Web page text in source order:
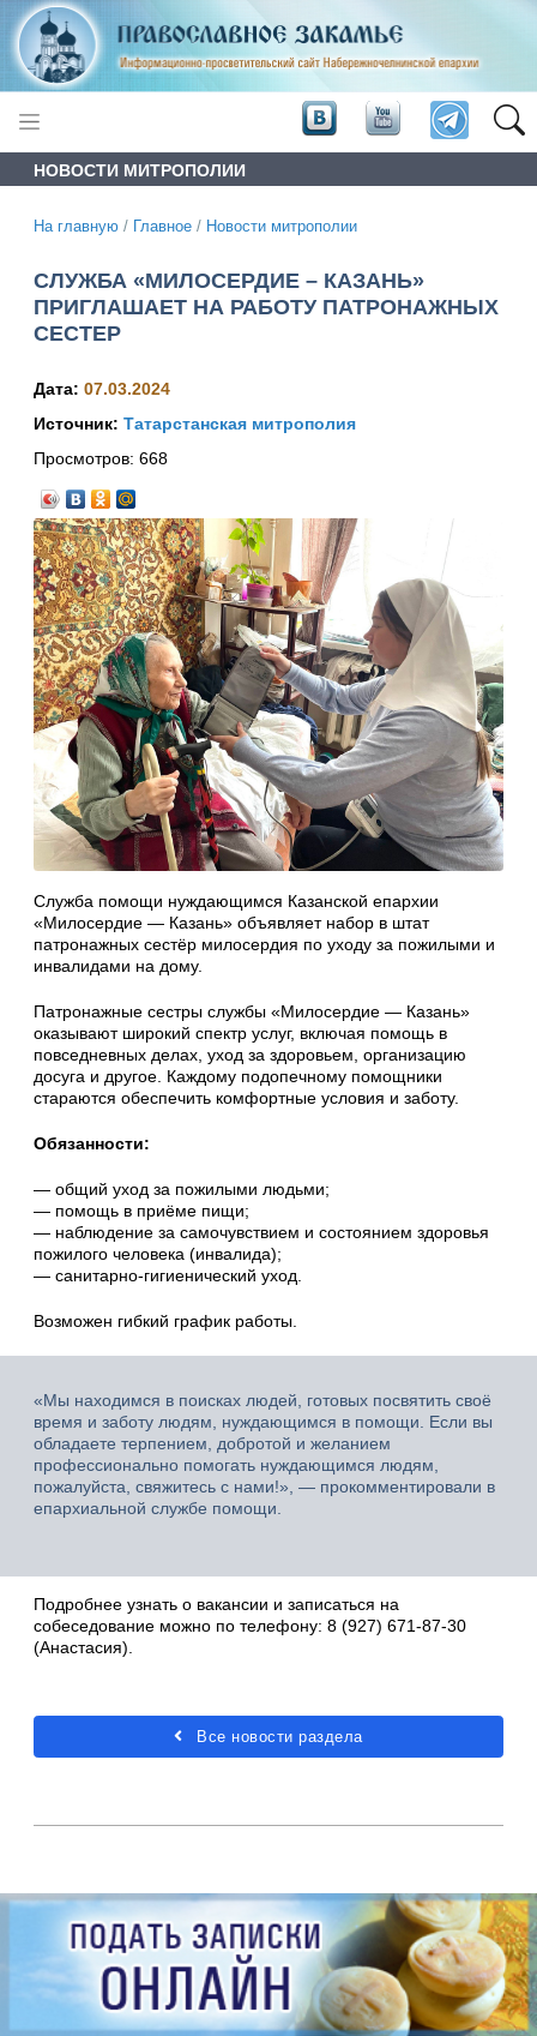
НОВОСТИ МИТРОПОЛИИ
На главную / Главное / Новости митрополии
СЛУЖБА «МИЛОСЕРДИЕ – КАЗАНЬ»
ПРИГЛАШАЕТ НА РАБОТУ ПАТРОНАЖНЫХ
СЕСТЕР
Дата: 07.03.2024
Источник: Татарстанская митрополия
Просмотров: 668
Служба помощи нуждающимся Казанской епархии
«Милосердие — Казань» объявляет набор в штат
патронажных сестёр милосердия по уходу за пожилыми и
инвалидами на дому.
Патронажные сестры службы «Милосердие — Казань»
оказывают широкий спектр услуг, включая помощь в
повседневных делах, уход за здоровьем, организацию
досуга и другое. Каждому подопечному помощники
стараются обеспечить комфортные условия и заботу.
Обязанности:
— общий уход за пожилыми людьми;
— помощь в приёме пищи;
— наблюдение за самочувствием и состоянием здоровья
пожилого человека (инвалида);
— санитарно-гигиенический уход.
Возможен гибкий график работы.
«Мы находимся в поисках людей, готовых посвятить своё
время и заботу людям, нуждающимся в помощи. Если вы
обладаете терпением, добротой и желанием
профессионально помогать нуждающимся людям,
пожалуйста, свяжитесь с нами!», — прокомментировали в
епархиальной службе помощи.
Подробнее узнать о вакансии и записаться на
собеседование можно по телефону: 8 (927) 671-87-30
(Анастасия).
Все новости раздела